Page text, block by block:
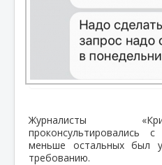
Журналисты
меньше остальных был
требованию.